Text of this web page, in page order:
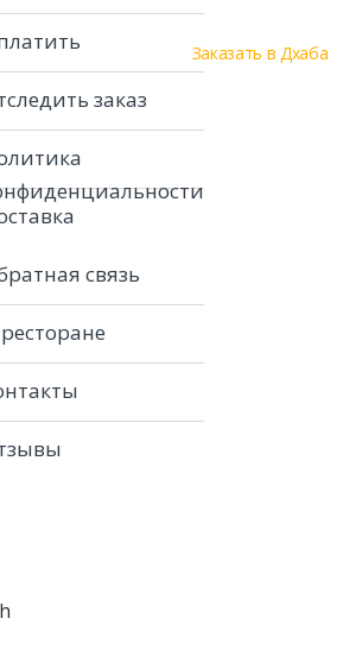
заказ
связь
Заказать в Дхаба